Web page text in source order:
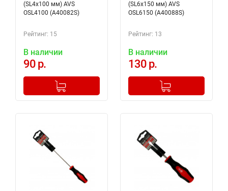
(SL4x100 мм) AVS
OSL4100 (A40082S)
Рейтинг: 15
В наличии
90 р.
+
Добавлено в корзину
(SL6x150 мм) AVS
OSL6150 (A40088S)
Рейтинг: 13
В наличии
130 р.
+
Добавлено в корзину